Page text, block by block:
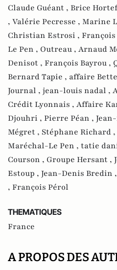
Claude Guéant , Brice
, Valérie Pecresse , Marine
Christian Estrosi ,
Le Pen , Outreau , Arnaud
Denisot , François Bayrou ,
Bernard Tapie , affaire
Journal , jean-louis nadal ,
Crédit Lyonnais , Affaire
Djouhri , Pierre Péan ,
Mégret , Stéphane Richard ,
Maréchal-Le Pen , tatie
Courson , Groupe Hersant ,
Estoup , Jean-Denis Bredin ,
, François Pérol
THEMATIQUES
France
A PROPOS DES